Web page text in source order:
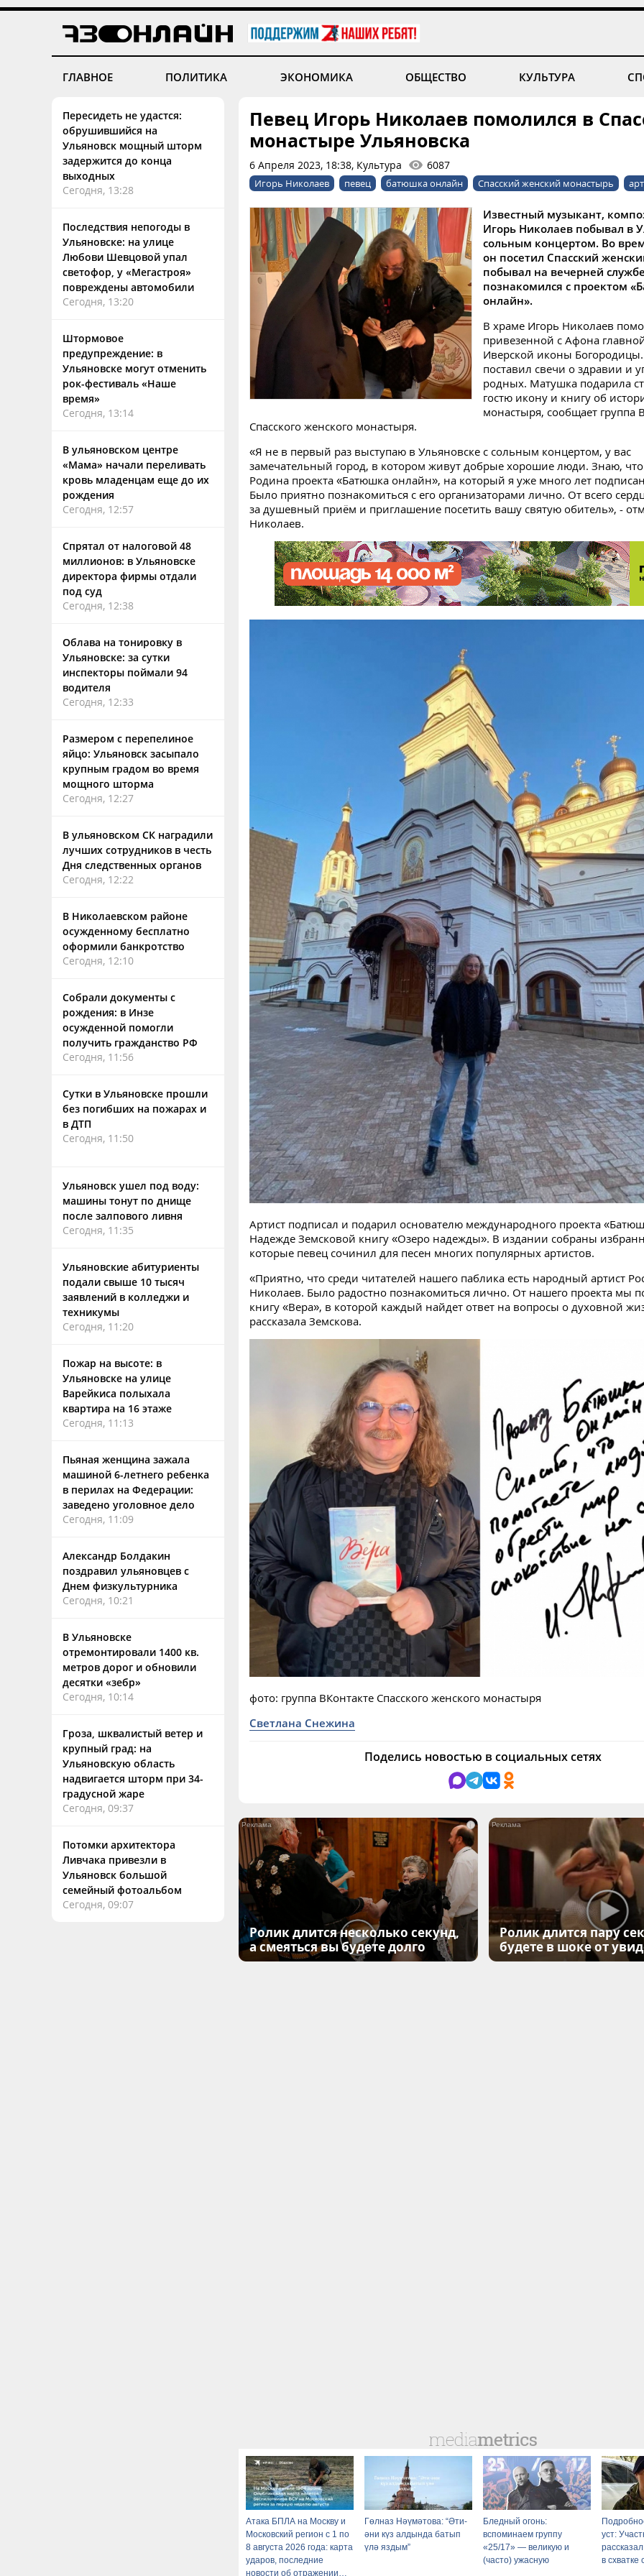
ГЛАВНОЕ ПОЛИТИКА ЭКОНОМИКА ОБЩЕСТВО КУЛЬТУРА
Пересидеть не удастся:
обрушившийся на
Ульяновск мощный шторм
задержится до конца
выходных
Сегодня, 13:28
Последствия непогоды в
Ульяновске: на улице
Любови Шевцовой упал
светофор, у «Мегастроя»
повреждены автомобили
Сегодня, 13:20
Штормовое
предупреждение: в
Ульяновске могут отменить
рок-фестиваль «Наше
время»
Сегодня, 13:14
В ульяновском центре
«Мама» начали переливать
кровь младенцам еще до их
рождения
Сегодня, 12:57
Спрятал от налоговой 48
миллионов: в Ульяновске
директора фирмы отдали
под суд
Сегодня, 12:38
Облава на тонировку в
Ульяновске: за сутки
инспекторы поймали 94
водителя
Сегодня, 12:33
Размером с перепелиное
яйцо: Ульяновск засыпало
крупным градом во время
мощного шторма
Сегодня, 12:27
В ульяновском СК наградили
лучших сотрудников в честь
Дня следственных органов
Сегодня, 12:22
В Николаевском районе
осужденному бесплатно
оформили банкротство
Сегодня, 12:10
Собрали документы с
рождения: в Инзе
осужденной помогли
получить гражданство РФ
Сегодня, 11:56
Сутки в Ульяновске прошли
без погибших на пожарах и
в ДТП
Сегодня, 11:50
Ульяновск ушел под воду:
машины тонут по днище
после залпового ливня
Сегодня, 11:35
Ульяновские абитуриенты
подали свыше 10 тысяч
заявлений в колледжи и
техникумы
Сегодня, 11:20
Пожар на высоте: в
Ульяновске на улице
Варейкиса полыхала
квартира на 16 этаже
Сегодня, 11:13
Пьяная женщина зажала
машиной 6-летнего ребенка
в перилах на Федерации:
заведено уголовное дело
Сегодня, 11:09
Александр Болдакин
поздравил ульяновцев с
Днем физкультурника
Сегодня, 10:21
В Ульяновске
отремонтировали 1400 кв.
метров дорог и обновили
десятки «зебр»
Сегодня, 10:14
Гроза, шквалистый ветер и
крупный град: на
Ульяновскую область
надвигается шторм при 34-
градусной жаре
Сегодня, 09:37
Потомки архитектора
Ливчака привезли в
Ульяновск большой
семейный фотоальбом
Сегодня, 09:07
Певец Игорь Николаев помолился в
монастыре Ульяновска
6 Апреля 2023, 18:38, Культура 6087
Игорь Николаев певец батюшка онлайн Спасский женский монастырь
Известный музыкант,
Игорь Николаев побывал в
сольным концертом. Во
он посетил Спасский
побывал на вечерней
познакомился с проектом
онлайн».
В храме Игорь Николаев
привезенной с Афона
Иверской иконы
поставил свечи о здравии и
родных. Матушка подарила
гостю икону и книгу об
монастыря, сообщает группа
Спасского женского монастыря.
«Я не в первый раз выступаю в Ульяновске с сольным концертом, у вас
замечательный город, в котором живут добрые хорошие люди. Знаю,
Родина проекта «Батюшка онлайн», на который я уже много лет
Было приятно познакомиться с его организаторами лично. От всего
за душевный приём и приглашение посетить вашу святую обитель», -
Николаев.
Артист подписал и подарил основателю международного проекта
Надежде Земсковой книгу «Озеро надежды». В издании собраны
которые певец сочинил для песен многих популярных артистов.
«Приятно, что среди читателей нашего паблика есть народный артист
Николаев. Было радостно познакомиться лично. От нашего проекта мы
книгу «Вера», в которой каждый найдет ответ на вопросы о духовной
рассказала Земскова.
фото: группа ВКонтакте Спасского женского монастыря
Светлана Снежина
Поделись новостью в социальных сетях
i
Ролик длится несколько секунд,
а смеяться вы будете долго
Ролик длится пару
будете в шоке от
Атака БПЛА на Москву и
Московский регион с 1 по
8 августа 2026 года: карта
ударов, последние
новости об отражении
Гөлназ Нәүмәтова: “Әти-
әни күз алдында батып
үлә яздым”
Бледный огонь:
вспоминаем группу
«25/17» — великую и
(часто) ужасную
уст:
в схватке